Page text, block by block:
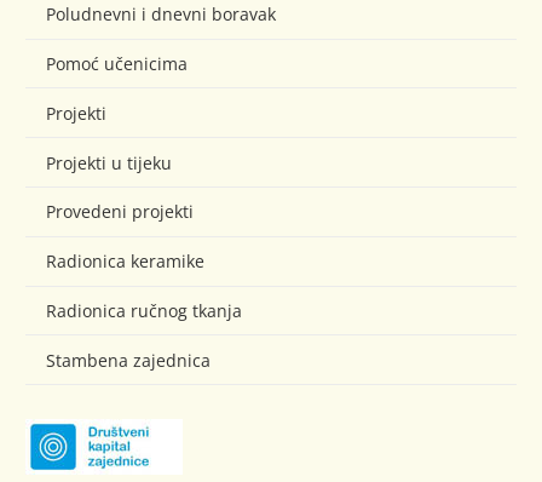
Poludnevni i dnevni boravak
Pomoć učenicima
Projekti
Projekti u tijeku
Provedeni projekti
Radionica keramike
Radionica ručnog tkanja
Stambena zajednica